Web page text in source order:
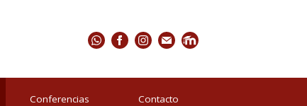
Conferencias Contacto